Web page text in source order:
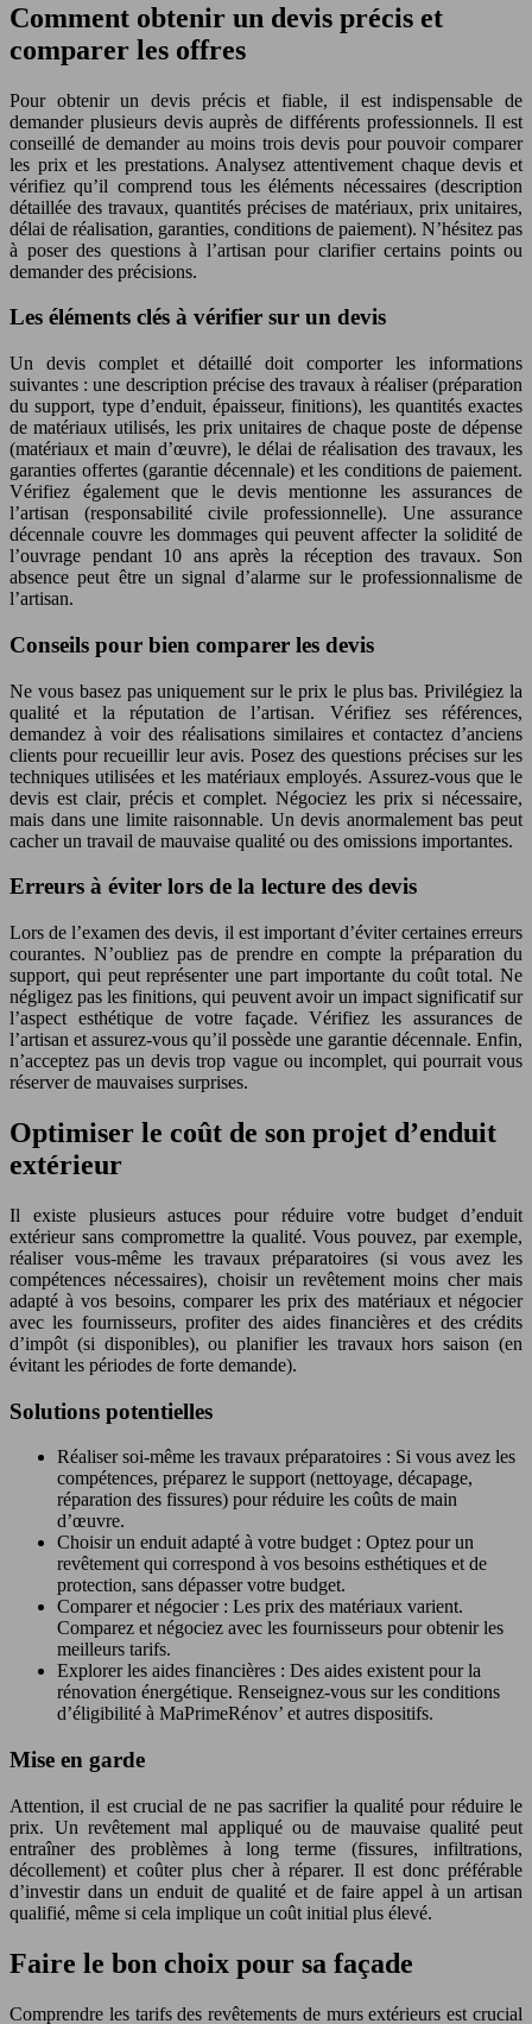
Comment obtenir un devis précis et
comparer les offres
Pour obtenir un devis précis et fiable, il est indispensable de
demander plusieurs devis auprès de différents professionnels. Il est
conseillé de demander au moins trois devis pour pouvoir comparer
les prix et les prestations. Analysez attentivement chaque devis et
vérifiez qu’il comprend tous les éléments nécessaires (description
détaillée des travaux, quantités précises de matériaux, prix unitaires,
délai de réalisation, garanties, conditions de paiement). N’hésitez pas
à poser des questions à l’artisan pour clarifier certains points ou
demander des précisions.
Les éléments clés à vérifier sur un devis
Un devis complet et détaillé doit comporter les informations
suivantes : une description précise des travaux à réaliser (préparation
du support, type d’enduit, épaisseur, finitions), les quantités exactes
de matériaux utilisés, les prix unitaires de chaque poste de dépense
(matériaux et main d’œuvre), le délai de réalisation des travaux, les
garanties offertes (garantie décennale) et les conditions de paiement.
Vérifiez également que le devis mentionne les assurances de
l’artisan (responsabilité civile professionnelle). Une assurance
décennale couvre les dommages qui peuvent affecter la solidité de
l’ouvrage pendant 10 ans après la réception des travaux. Son
absence peut être un signal d’alarme sur le professionnalisme de
l’artisan.
Conseils pour bien comparer les devis
Ne vous basez pas uniquement sur le prix le plus bas. Privilégiez la
qualité et la réputation de l’artisan. Vérifiez ses références,
demandez à voir des réalisations similaires et contactez d’anciens
clients pour recueillir leur avis. Posez des questions précises sur les
techniques utilisées et les matériaux employés. Assurez-vous que le
devis est clair, précis et complet. Négociez les prix si nécessaire,
mais dans une limite raisonnable. Un devis anormalement bas peut
cacher un travail de mauvaise qualité ou des omissions importantes.
Erreurs à éviter lors de la lecture des devis
Lors de l’examen des devis, il est important d’éviter certaines erreurs
courantes. N’oubliez pas de prendre en compte la préparation du
support, qui peut représenter une part importante du coût total. Ne
négligez pas les finitions, qui peuvent avoir un impact significatif sur
l’aspect esthétique de votre façade. Vérifiez les assurances de
l’artisan et assurez-vous qu’il possède une garantie décennale. Enfin,
n’acceptez pas un devis trop vague ou incomplet, qui pourrait vous
réserver de mauvaises surprises.
Optimiser le coût de son projet d’enduit
extérieur
Il existe plusieurs astuces pour réduire votre budget d’enduit
extérieur sans compromettre la qualité. Vous pouvez, par exemple,
réaliser vous-même les travaux préparatoires (si vous avez les
compétences nécessaires), choisir un revêtement moins cher mais
adapté à vos besoins, comparer les prix des matériaux et négocier
avec les fournisseurs, profiter des aides financières et des crédits
d’impôt (si disponibles), ou planifier les travaux hors saison (en
évitant les périodes de forte demande).
Solutions potentielles
Réaliser soi-même les travaux préparatoires : Si vous avez les
compétences, préparez le support (nettoyage, décapage,
réparation des fissures) pour réduire les coûts de main
d’œuvre.
Choisir un enduit adapté à votre budget : Optez pour un
revêtement qui correspond à vos besoins esthétiques et de
protection, sans dépasser votre budget.
Comparer et négocier : Les prix des matériaux varient.
Comparez et négociez avec les fournisseurs pour obtenir les
meilleurs tarifs.
Explorer les aides financières : Des aides existent pour la
rénovation énergétique. Renseignez-vous sur les conditions
d’éligibilité à MaPrimeRénov’ et autres dispositifs.
Mise en garde
Attention, il est crucial de ne pas sacrifier la qualité pour réduire le
prix. Un revêtement mal appliqué ou de mauvaise qualité peut
entraîner des problèmes à long terme (fissures, infiltrations,
décollement) et coûter plus cher à réparer. Il est donc préférable
d’investir dans un enduit de qualité et de faire appel à un artisan
qualifié, même si cela implique un coût initial plus élevé.
Faire le bon choix pour sa façade
Comprendre les tarifs des revêtements de murs extérieurs est crucial